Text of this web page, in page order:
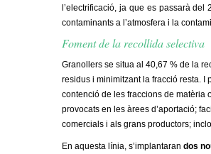
l’electrificació, ja que es passarà del
contaminants a l’atmosfera i la
Foment de la recollida selectiva
Granollers se situa al 40,67 % de la
residus i minimitzant la fracció resta. I
contenció de les fraccions de matèria
provocats en les àrees d’aportació;
comercials i als grans productors;
En aquesta línia, s’implantaran dos